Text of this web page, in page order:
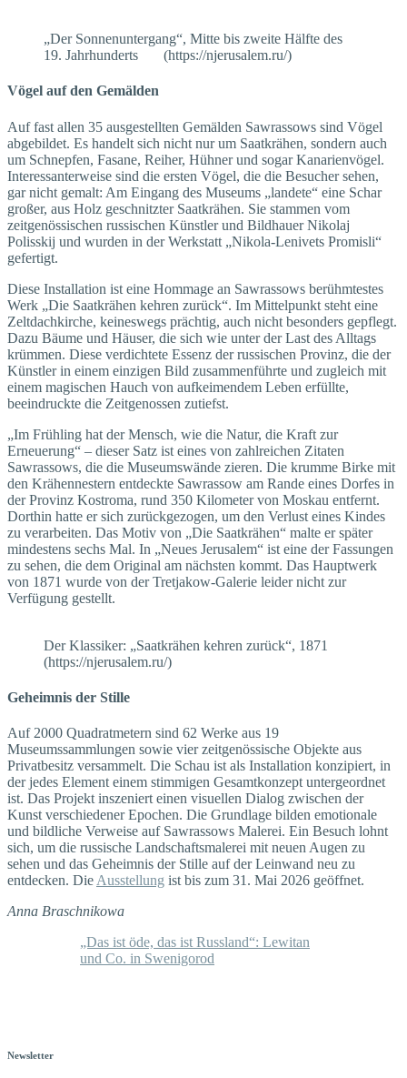
„Der Sonnenuntergang“, Mitte bis zweite Hälfte des
19. Jahrhunderts (https://njerusalem.ru/)
Vögel auf den Gemälden
Auf fast allen 35 ausgestellten Gemälden Sawrassows sind Vögel
abgebildet. Es handelt sich nicht nur um Saatkrähen, sondern auch
um Schnepfen, Fasane, Reiher, Hühner und sogar Kanarienvögel.
Interessanterweise sind die ersten Vögel, die die Besucher sehen,
gar nicht gemalt: Am Eingang des Museums „landete“ eine Schar
großer, aus Holz geschnitzter Saatkrähen. Sie stammen vom
zeitgenössischen russischen Künstler und Bildhauer Nikolaj
Polisskij und wurden in der Werkstatt „Nikola-Lenivets Promisli“
gefertigt.
Diese Installation ist eine Hommage an Sawrassows berühmtestes
Werk „Die Saatkrähen kehren zurück“. Im Mittelpunkt steht eine
Zeltdachkirche, keineswegs prächtig, auch nicht besonders gepflegt.
Dazu Bäume und Häuser, die sich wie unter der Last des Alltags
krümmen. Diese verdichtete Essenz der russischen Provinz, die der
Künstler in einem einzigen Bild zusammenführte und zugleich mit
einem magischen Hauch von aufkeimendem Leben erfüllte,
beeindruckte die Zeitgenossen zutiefst.
„Im Frühling hat der Mensch, wie die Natur, die Kraft zur
Erneuerung“ – dieser Satz ist eines von zahlreichen Zitaten
Sawrassows, die die Museumswände zieren. Die krumme Birke mit
den Krähennestern entdeckte Sawrassow am Rande eines Dorfes in
der Provinz Kostroma, rund 350 Kilometer von Moskau entfernt.
Dorthin hatte er sich zurückgezogen, um den Verlust eines Kindes
zu verarbeiten. Das Motiv von „Die Saatkrähen“ malte er später
mindestens sechs Mal. In „Neues Jerusalem“ ist eine der Fassungen
zu sehen, die dem Original am nächsten kommt. Das Hauptwerk
von 1871 wurde von der Tretjakow-Galerie leider nicht zur
Verfügung gestellt.
Der Klassiker: „Saatkrähen kehren zurück“, 1871
(https://njerusalem.ru/)
Geheimnis der Stille
Auf 2000 Quadratmetern sind 62 Werke aus 19
Museumssammlungen sowie vier zeitgenössische Objekte aus
Privatbesitz versammelt. Die Schau ist als Installation konzipiert, in
der jedes Element einem stimmigen Gesamtkonzept untergeordnet
ist. Das Projekt inszeniert einen visuellen Dialog zwischen der
Kunst verschiedener Epochen. Die Grundlage bilden emotionale
und bildliche Verweise auf Sawrassows Malerei. Ein Besuch lohnt
sich, um die russische Landschaftsmalerei mit neuen Augen zu
sehen und das Geheimnis der Stille auf der Leinwand neu zu
entdecken. Die Ausstellung ist bis zum 31. Mai 2026 geöffnet.
Anna Braschnikowa
„Das ist öde, das ist Russland“: Lewitan
und Co. in Swenigorod
Newsletter